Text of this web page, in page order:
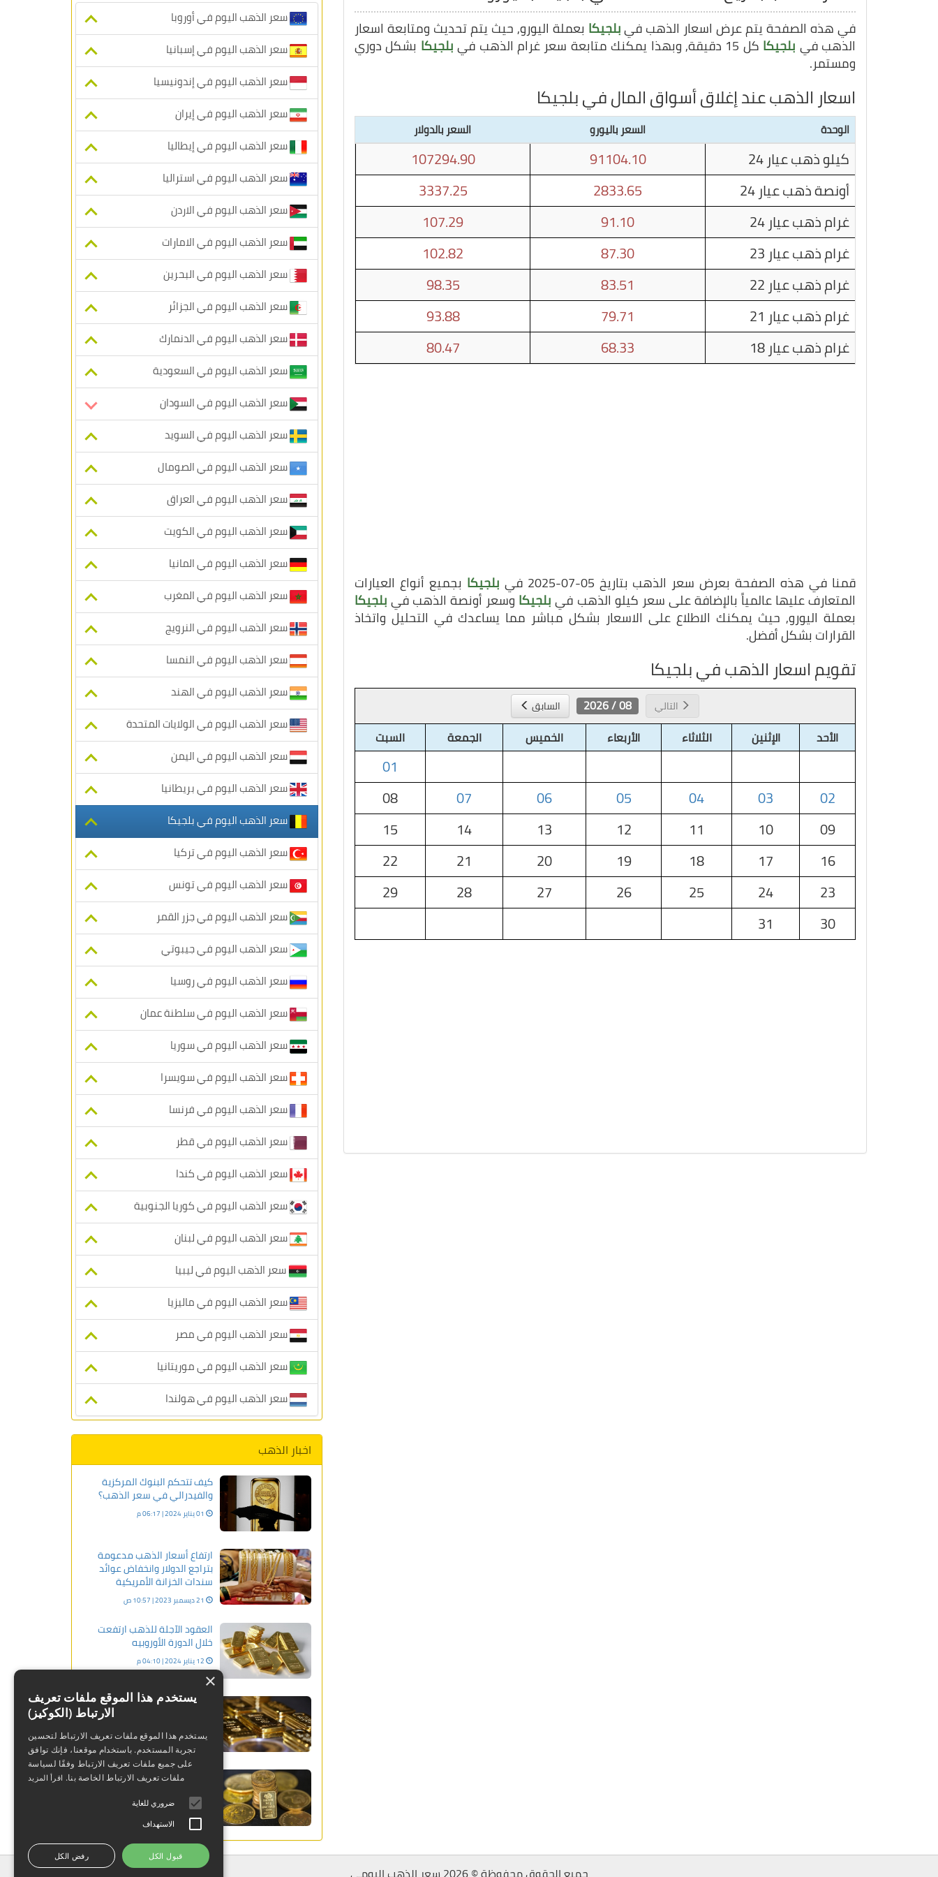
في هذه الصفحة يتم عرض اسعار الذهب فيبلجيكا بعملة اليورو, حيث يتم تحديث ومتابعة اسعار
الذهب في بلجيكا كل 15 دقيقة, وبهذا يمكنك متابعة سعر غرام الذهب في بلجيكا بشكل دوري
ومستمر.
اسعار الذهب عند إغلاق أسواق المال في بلجيكا
الوحدة السعر باليورو السعر بالدولار
كيلو ذهب عيار 24 91104.10
107294.90
أونصة ذهب عيار 24
2833.65
3337.25
غرام ذهب عيار 24
91.10
107.29
غرام ذهب عيار 23
87.30
102.82
غرام ذهب عيار 22
83.51
98.35
غرام ذهب عيار 21
79.71
93.88
غرام ذهب عيار 18
68.33
80.47
قمنا في هذه الصفحة بعرض سعر الذهب بتاريخ 05-07-2025 في بلجيكا بجميع أنواع العيارات
المتعارف عليها عالمياً بالإضافة على سعر كيلو الذهب فيبلجيكا وسعر أونصة الذهب فيبلجيكا
بعملة اليورو, حيث يمكنك الاطلاع على الاسعار بشكل مباشر مما يساعدك في التحليل واتخاذ
القرارات بشكل أفضل.
تقويم اسعار الذهب في بلجيكا
التالي 08 / 2026 السابق
الأحد الإثنين الثلاثاء الأربعاء الخميس الجمعة السبت
01
02
03
04
05
06
07
08
09
10
11
12
13
14
15
16
17
18
19
20
21
22
23
24
25
26
27
28
29
30
31
سعر الذهب اليوم في أوروبا
سعر الذهب اليوم في إسبانيا
سعر الذهب اليوم في إندونيسيا
سعر الذهب اليوم في إيران
سعر الذهب اليوم في إيطاليا
سعر الذهب اليوم في استراليا
سعر الذهب اليوم في الاردن
سعر الذهب اليوم في الامارات
سعر الذهب اليوم في البحرين
سعر الذهب اليوم في الجزائر
سعر الذهب اليوم في الدنمارك
سعر الذهب اليوم في السعودية
سعر الذهب اليوم في السودان
سعر الذهب اليوم في السويد
سعر الذهب اليوم في الصومال
سعر الذهب اليوم في العراق
سعر الذهب اليوم في الكويت
سعر الذهب اليوم في المانيا
سعر الذهب اليوم في المغرب
سعر الذهب اليوم في النرويج
سعر الذهب اليوم في النمسا
سعر الذهب اليوم في الهند
سعر الذهب اليوم في الولايات المتحدة
سعر الذهب اليوم في اليمن
سعر الذهب اليوم في بريطانيا
سعر الذهب اليوم في بلجيكا
سعر الذهب اليوم في تركيا
سعر الذهب اليوم في تونس
سعر الذهب اليوم في جزر القمر
سعر الذهب اليوم في جيبوتي
سعر الذهب اليوم في روسيا
سعر الذهب اليوم في سلطنة عمان
سعر الذهب اليوم في سوريا
سعر الذهب اليوم في سويسرا
سعر الذهب اليوم في فرنسا
سعر الذهب اليوم في قطر
سعر الذهب اليوم في كندا
سعر الذهب اليوم في كوريا الجنوبية
سعر الذهب اليوم في لبنان
سعر الذهب اليوم في ليبيا
سعر الذهب اليوم في ماليزيا
سعر الذهب اليوم في مصر
سعر الذهب اليوم في موريتانيا
سعر الذهب اليوم في هولندا
اخبار الذهب
كيف تتحكم البنوك المركزية
والفيدرالي في سعر الذهب؟
01 يناير 2024 | 06:17 م
ارتفاع أسعار الذهب مدعومة
بتراجع الدولار وانخفاض عوائد
سندات الخزانة الأمريكية
21 ديسمبر 2023 | 10:57 ص
العقود الآجلة للذهب ارتفعت
خلال الدورة الأوروبيه
12 يناير 2024 | 04:10 م
العقود الآجلة للذهب ارتفعت
24 أبريل 2024 | 09:14 ص
لماذا يتراجع الذهب خلال هذه
×
يستخدم هذا الموقع ملفات تعريف
الارتباط (الكوكيز)
يستخدم هذا الموقع ملفات تعريف الارتباط لتحسين
تجربة المستخدم. باستخدام موقعنا، فإنك توافق
على جميع ملفات تعريف الارتباط وفقًا لسياسة
ملفات تعريف الارتباط الخاصة بنا. اقرأ المزيد
ضروري للغاية
الاستهداف
قبول الكل رفض الكل